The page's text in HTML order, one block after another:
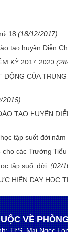
18 (18/12/2017)
tạo huyện Diễn
KỲ 2017-2020
ĐỘNG CỦA
2015)
TẠO HUYỆN
tập suốt đời năm
cho các Trường Tiểu
tập suốt đời. (02/
HIỆN DẠY HỌC
VỀ
ThS. Mai Ngọc